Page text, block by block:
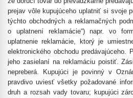
prejav vôle kupujúceho uplatniť si svoje
týchto obchodných a reklamačných
o uplatnení reklamácie“) napr. vo
uplatnenie reklamácie, ktorý je
elektronického obchodu predávajúceho.
jeho zasielaní na reklamáciu poistiť.
nepreberá. Kupujúci je povinný v
pravdivo uviesť všetky požadované
druh a rozsah vady tovaru; kupujúci